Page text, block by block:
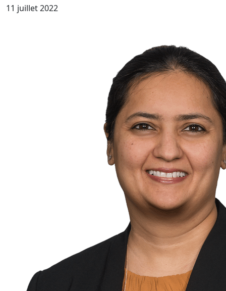
11 juillet 2022